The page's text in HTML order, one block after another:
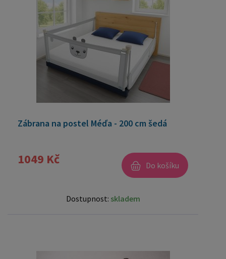
Zábrana na postel Méďa - 200 cm šedá
1049 Kč Do košíku
Dostupnost: skladem